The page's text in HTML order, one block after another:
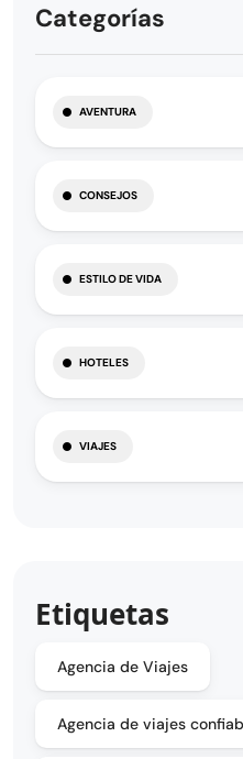
Categorías
AVENTURA
CONSEJOS
ESTILO DE VIDA
HOTELES
VIAJES
Etiquetas
Agencia de Viajes
Agencia de viajes